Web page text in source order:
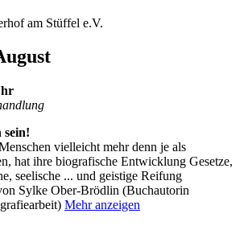
am Stüffel e.V.
sein!
vielleicht mehr denn je als
hat ihre biografische Entwicklung Gesetze,
seelische ... und geistige Reifung
Sylke Ober-Brödlin (Buchautorin
Mehr anzeigen